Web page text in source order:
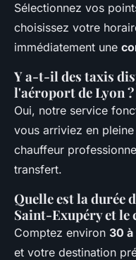
Sélectionnez vos
choisissez votre
immédiatement une
Y a-t-il des taxis
l'aéroport de Lyon ?
Oui, notre service
vous arriviez en
chauffeur
transfert.
Quelle est la durée
Saint-Exupéry et le
Comptez environ 30
et votre destination